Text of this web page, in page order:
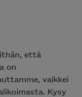
että
on
vaikkei
Kysy